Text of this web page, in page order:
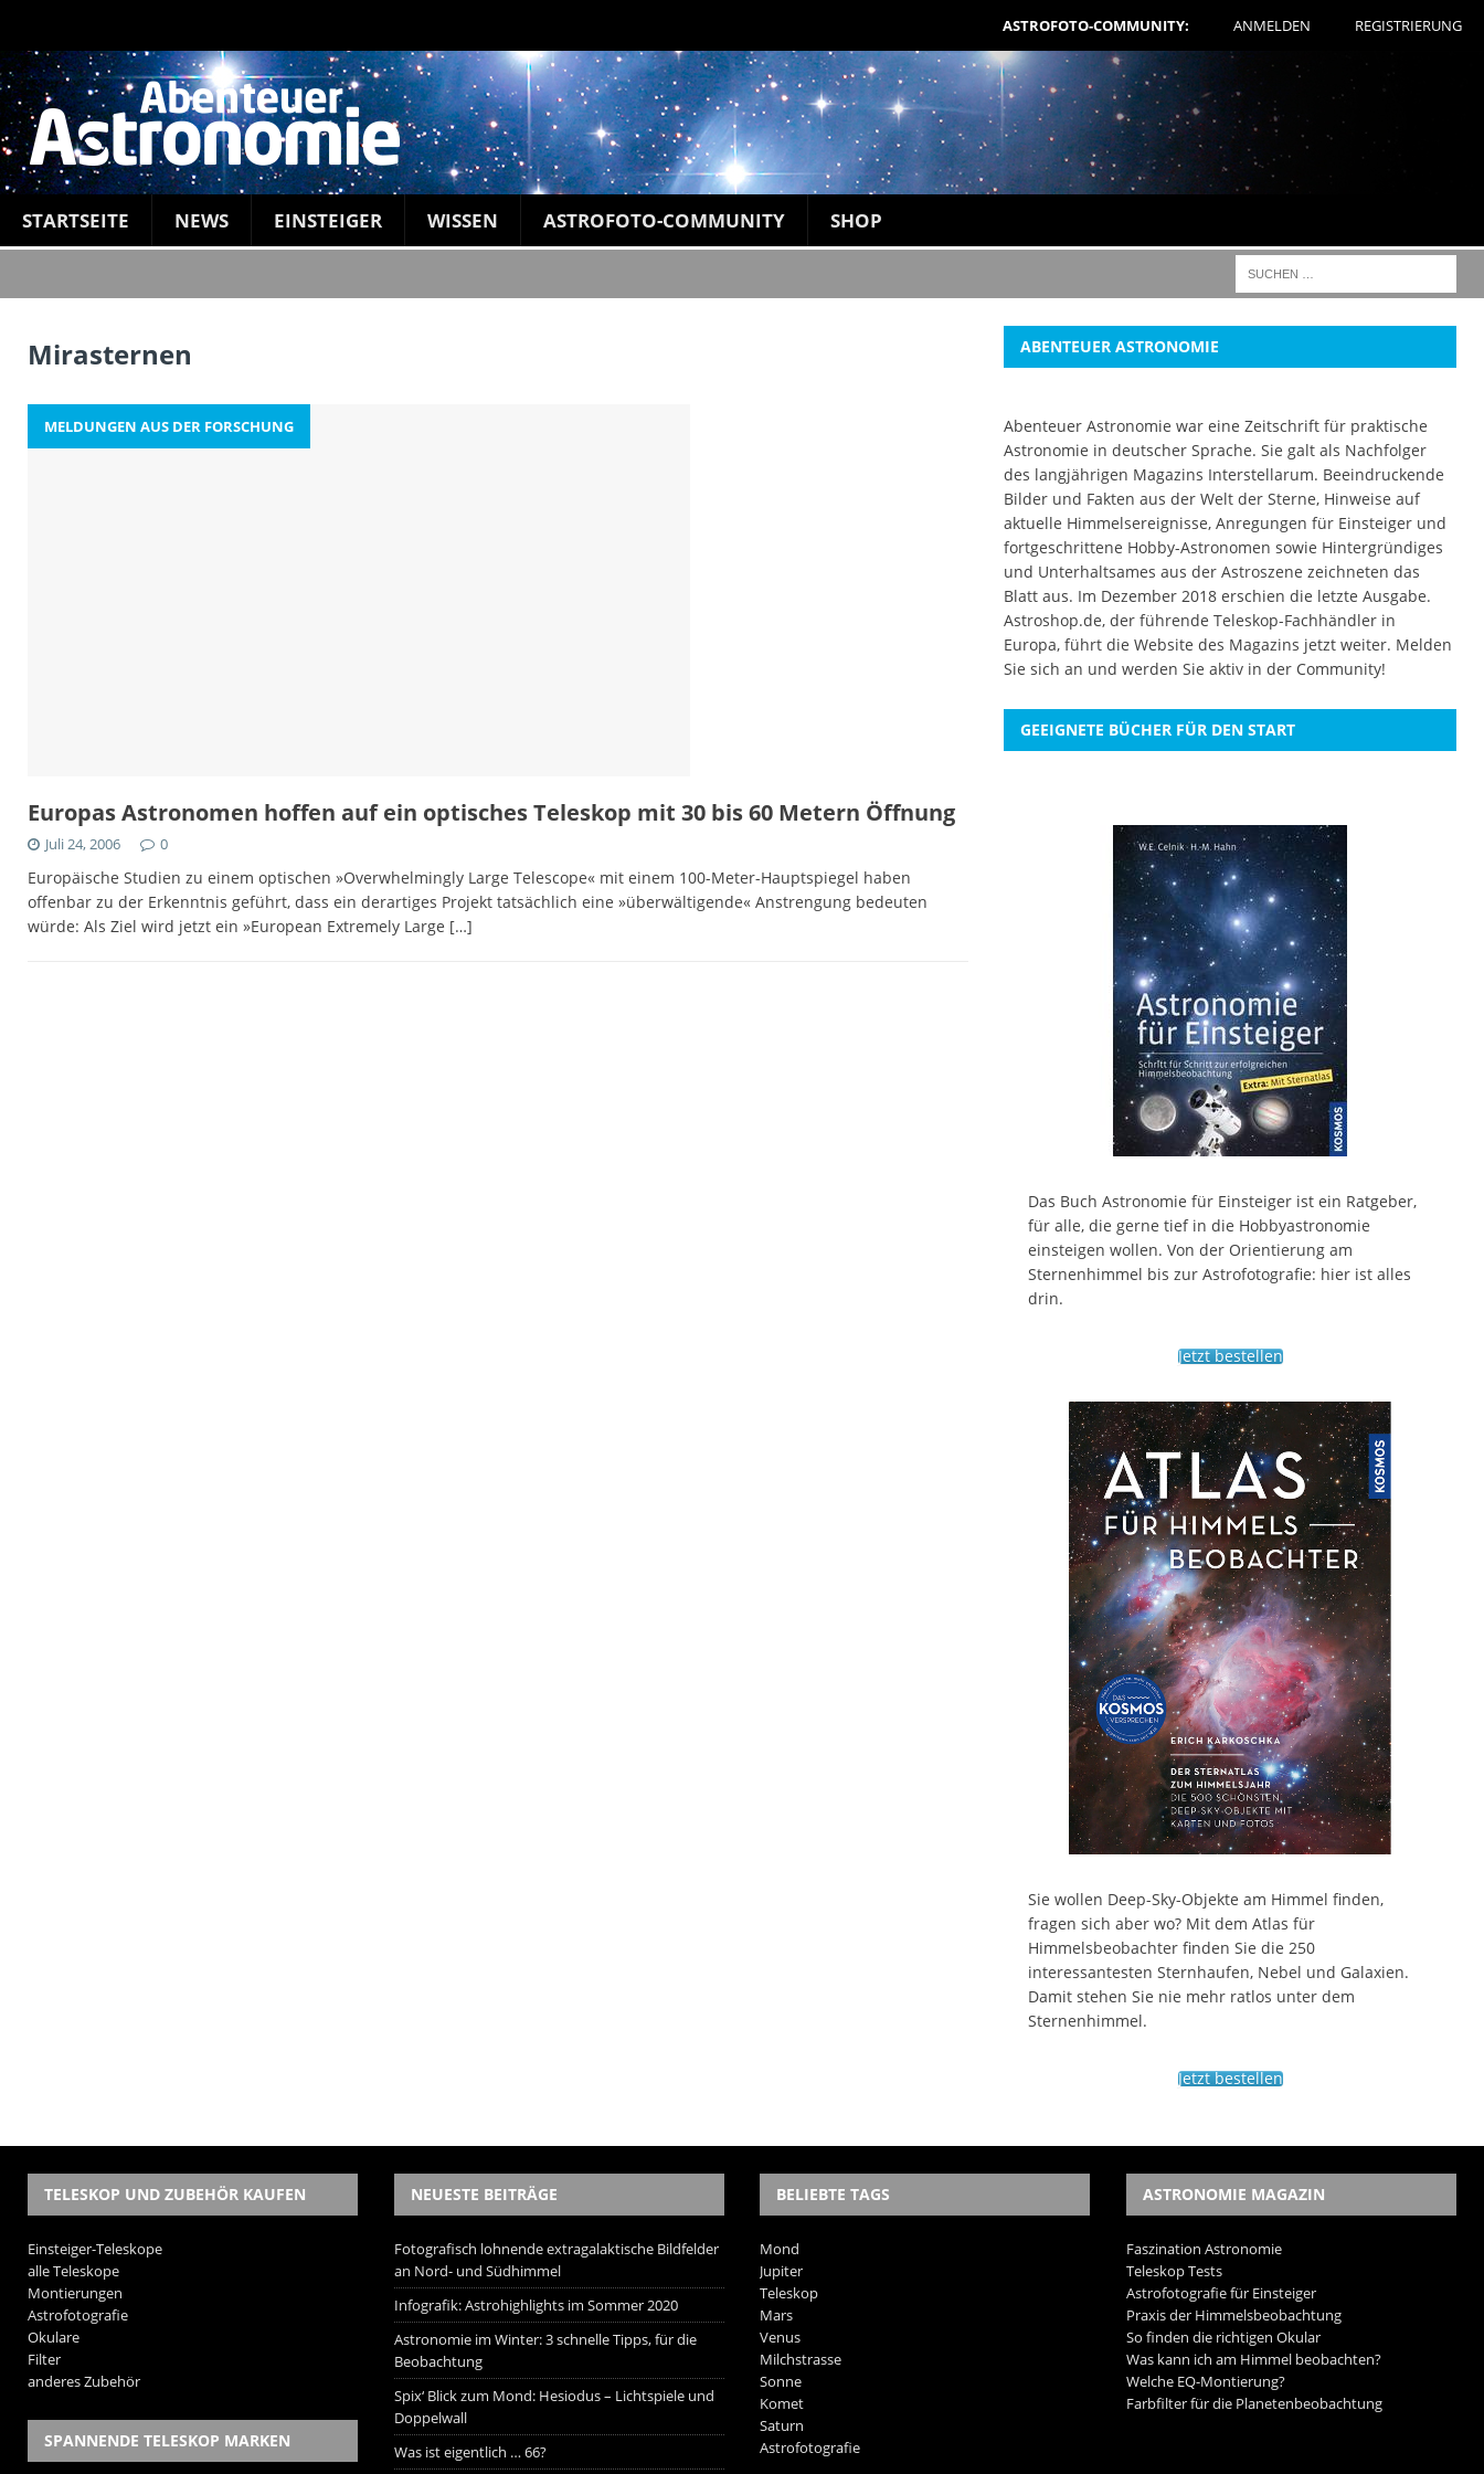
ASTROFOTO-COMMUNITY: ANMELDEN REGISTRIERUNG
STARTSEITE NEWS EINSTEIGER WISSEN ASTROFOTO-COMMUNITY SHOP
Mirasternen
MELDUNGEN AUS DER FORSCHUNG
Europas Astronomen hoffen auf ein optisches Teleskop mit 30 bis 60 Metern Öffnung
Juli 24, 2006 0
Europäische Studien zu einem optischen »Overwhelmingly Large Telescope« mit einem 100-Meter-Hauptspiegel haben
offenbar zu der Erkenntnis geführt, dass ein derartiges Projekt tatsächlich eine »überwältigende« Anstrengung bedeuten
würde: Als Ziel wird jetzt ein »European Extremely Large […]
ABENTEUER ASTRONOMIE
Abenteuer Astronomie war eine Zeitschrift für praktische
Astronomie in deutscher Sprache. Sie galt als Nachfolger
des langjährigen Magazins Interstellarum. Beeindruckende
Bilder und Fakten aus der Welt der Sterne, Hinweise auf
aktuelle Himmelsereignisse, Anregungen für Einsteiger und
fortgeschrittene Hobby-Astronomen sowie Hintergründiges
und Unterhaltsames aus der Astroszene zeichneten das
Blatt aus. Im Dezember 2018 erschien die letzte Ausgabe.
Astroshop.de, der führende Teleskop-Fachhändler in
Europa, führt die Website des Magazins jetzt weiter. Melden
Sie sich an und werden Sie aktiv in der Community!
GEEIGNETE BÜCHER FÜR DEN START
Das Buch Astronomie für Einsteiger ist ein Ratgeber,
für alle, die gerne tief in die Hobbyastronomie
einsteigen wollen. Von der Orientierung am
Sternenhimmel bis zur Astrofotografie: hier ist alles
drin.
Jetzt bestellen
Sie wollen Deep-Sky-Objekte am Himmel finden,
fragen sich aber wo? Mit dem Atlas für
Himmelsbeobachter finden Sie die 250
interessantesten Sternhaufen, Nebel und Galaxien.
Damit stehen Sie nie mehr ratlos unter dem
Sternenhimmel.
Jetzt bestellen
TELESKOP UND ZUBEHÖR KAUFEN
Einsteiger-Teleskope
alle Teleskope
Montierungen
Astrofotografie
Okulare
Filter
anderes Zubehör
SPANNENDE TELESKOP MARKEN
NEUESTE BEITRÄGE
Fotografisch lohnende extragalaktische Bildfelder
an Nord- und Südhimmel
Infografik: Astrohighlights im Sommer 2020
Astronomie im Winter: 3 schnelle Tipps, für die
Beobachtung
Spix‘ Blick zum Mond: Hesiodus – Lichtspiele und
Doppelwall
Was ist eigentlich … 66?
BELIEBTE TAGS
Mond
Jupiter
Teleskop
Mars
Venus
Milchstrasse
Sonne
Komet
Saturn
Astrofotografie
ASTRONOMIE MAGAZIN
Faszination Astronomie
Teleskop Tests
Astrofotografie für Einsteiger
Praxis der Himmelsbeobachtung
So finden die richtigen Okular
Was kann ich am Himmel beobachten?
Welche EQ-Montierung?
Farbfilter für die Planetenbeobachtung